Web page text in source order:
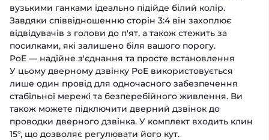
вузькими ганками ідеально підійде білий колір.
Завдяки співвідношенню сторін 3:4 він захоплює
відвідувачів з голови до п'ят, а також стежить за
посилками, які залишено біля вашого порогу.
PoE — надійне з'єднання та просте встановлення
У цьому дверному дзвінку PoE використовується
лише один провід для одночасного забезпечення
стабільної мережі та безперебійного живлення. Ви
також можете підключити дверний дзвінок до
проводки дверного дзвінка. У комплект входить клин
15°, що дозволяє регулювати його кут.